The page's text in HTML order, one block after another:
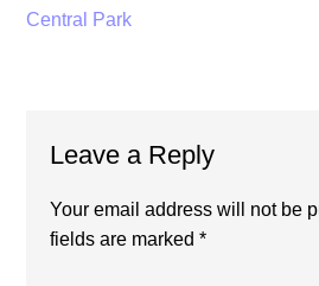
Central Park
Interactions
Leave a Reply
Your email address will not be
fields are marked*